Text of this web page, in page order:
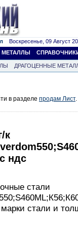
Воскресенье, 09 Август
МЕТАЛЛЫ
ДРАГОЦЕННЫЕ
в разделе продам Лист.
к
ндс
стали
стали и